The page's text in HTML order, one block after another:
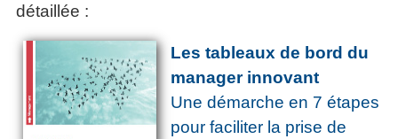
détaillée :
Les tableaux de bord du
manager innovant
Une démarche en 7 étapes
pour faciliter la prise de